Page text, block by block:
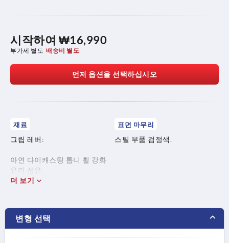
시작하여 ₩16,990
부가세 별도 배송비 별도
먼저 옵션을 선택하십시오
재료
그립 레버:
아연 다이캐스팅 톱니 휠 강화
유리 섬유
연성 구성품.
표면 마무리
스틸 부품 검정색.
더 보기
변형 선택